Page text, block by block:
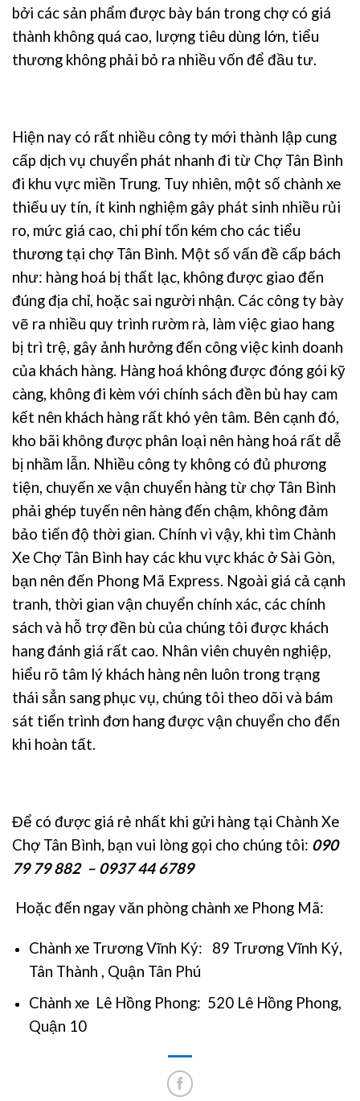
bởi các sản phẩm được bày bán trong chợ có giá
thành không quá cao, lượng tiêu dùng lớn, tiểu
thương không phải bỏ ra nhiều vốn để đầu tư.
Hiện nay có rất nhiều công ty mới thành lập cung
cấp dịch vụ chuyển phát nhanh đi từ Chợ Tân Bình
đi khu vực miền Trung. Tuy nhiên, một số chành xe
thiếu uy tín, ít kinh nghiệm gây phát sinh nhiều rủi
ro, mức giá cao, chi phí tốn kém cho các tiểu
thương tại chợ Tân Bình. Một số vấn đề cấp bách
như: hàng hoá bị thất lạc, không được giao đến
đúng địa chỉ, hoặc sai người nhận. Các công ty bày
vẽ ra nhiều quy trình rườm rà, làm việc giao hang
bị trì trệ, gây ảnh hưởng đến công việc kinh doanh
của khách hàng. Hàng hoá không được đóng gói kỹ
càng, không đi kèm với chính sách đền bù hay cam
kết nên khách hàng rất khó yên tâm. Bên cạnh đó,
kho bãi không được phân loại nên hàng hoá rất dễ
bị nhầm lẫn. Nhiều công ty không có đủ phương
tiện, chuyến xe vận chuyển hàng từ chợ Tân Bình
phải ghép tuyến nên hàng đến chậm, không đảm
bảo tiến độ thời gian. Chính vì vậy, khi tìm Chành
Xe Chợ Tân Bình hay các khu vực khác ở Sài Gòn,
bạn nên đến Phong Mã Express. Ngoài giá cả cạnh
tranh, thời gian vận chuyển chính xác, các chính
sách và hỗ trợ đền bù của chúng tôi được khách
hang đánh giá rất cao. Nhân viên chuyên nghiệp,
hiểu rõ tâm lý khách hàng nên luôn trong trạng
thái sẳn sang phục vụ, chúng tôi theo dõi và bám
sát tiến trình đơn hang được vận chuyển cho đến
khi hoàn tất.
Để có được giá rẻ nhất khi gửi hàng tại Chành Xe
Chợ Tân Bình, bạn vui lòng gọi cho chúng tôi: 090
79 79 882 – 0937 44 6789
Hoặc đến ngay văn phòng chành xe Phong Mã:
Chành xe Trương Vĩnh Ký: 89 Trương Vĩnh Ký,
Tân Thành , Quận Tân Phú
Chành xe Lê Hồng Phong: 520 Lê Hồng Phong,
Quận 10